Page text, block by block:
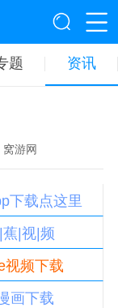
题 资讯
游网
下载点这里
蕉|视|频
视频下载
画下载